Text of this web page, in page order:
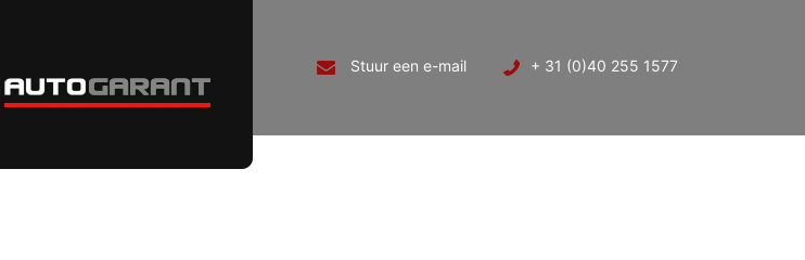
Stuur een e-mail + 31 (0)40 255 1577